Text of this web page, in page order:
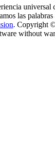
universal
las
. Copyright
without